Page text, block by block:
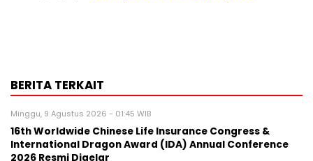
BERITA TERKAIT
Minggu, 9 Agustus 2026 - 01:45 WIB
16th Worldwide Chinese Life Insurance Congress &
International Dragon Award (IDA) Annual Conference
2026 Resmi Digelar